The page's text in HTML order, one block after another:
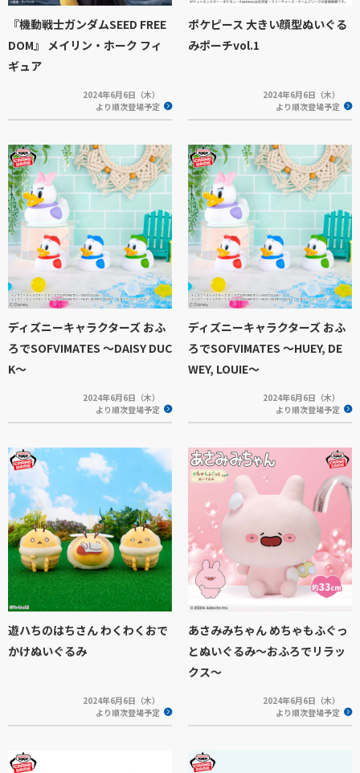
『機動戦士ガンダムSEED FREE
DOM』 メイリン・ホーク フィ
ギュア
2024年6月6日（木）
より順次登場予定
ポケピース 大きい顔型ぬいぐる
みポーチvol.1
2024年6月6日（木）
より順次登場予定
ディズニーキャラクターズ おふ
ろでSOFVIMATES ～DAISY DUC
K～
2024年6月6日（木）
より順次登場予定
ディズニーキャラクターズ おふ
ろでSOFVIMATES ～HUEY, DE
WEY, LOUIE～
2024年6月6日（木）
より順次登場予定
遊ハちのはちさん わくわくおで
かけぬいぐるみ
2024年6月6日（木）
より順次登場予定
あさみみちゃん めちゃもふぐっ
とぬいぐるみ～おふろでリラッ
クス～
2024年6月6日（木）
より順次登場予定